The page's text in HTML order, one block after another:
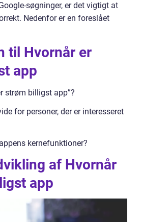
søgninger, er det vigtigt at
Nedenfor er en foreslået
til Hvornår er
app
strøm billigst app”?
for personer, der er interesseret
kernefunktioner?
af Hvornår
app